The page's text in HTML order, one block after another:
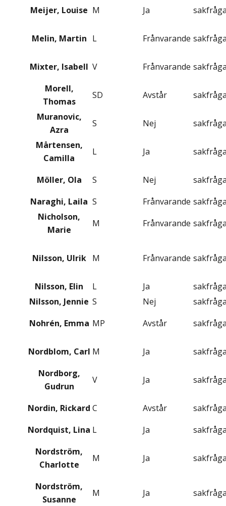
Meijer, Louise M Ja
Melin, Martin L Frånvarande
Mixter, Isabell V Frånvarande
Morell,
Thomas
SD Avstår
Muranovic,
Azra
S Nej
Mårtensen,
Camilla
L Ja
Möller, Ola S Nej
Naraghi, Laila S Frånvarande
Nicholson,
Marie
M Frånvarande
Nilsson, Ulrik M Frånvarande
Nilsson, Elin L Ja
Nilsson, Jennie S Nej
Nohrén, Emma MP Avstår
Nordblom, Carl M Ja
Nordborg,
Gudrun
V Ja
Nordin, Rickard C Avstår
Nordquist, Lina L Ja
Nordström,
Charlotte
M Ja
Nordström,
Susanne
M Ja